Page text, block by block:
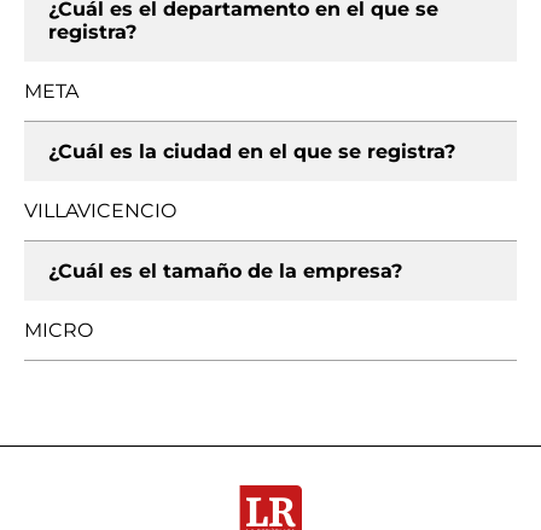
¿Cuál es el departamento en el que se
registra?
META
¿Cuál es la ciudad en el que se registra?
VILLAVICENCIO
¿Cuál es el tamaño de la empresa?
MICRO